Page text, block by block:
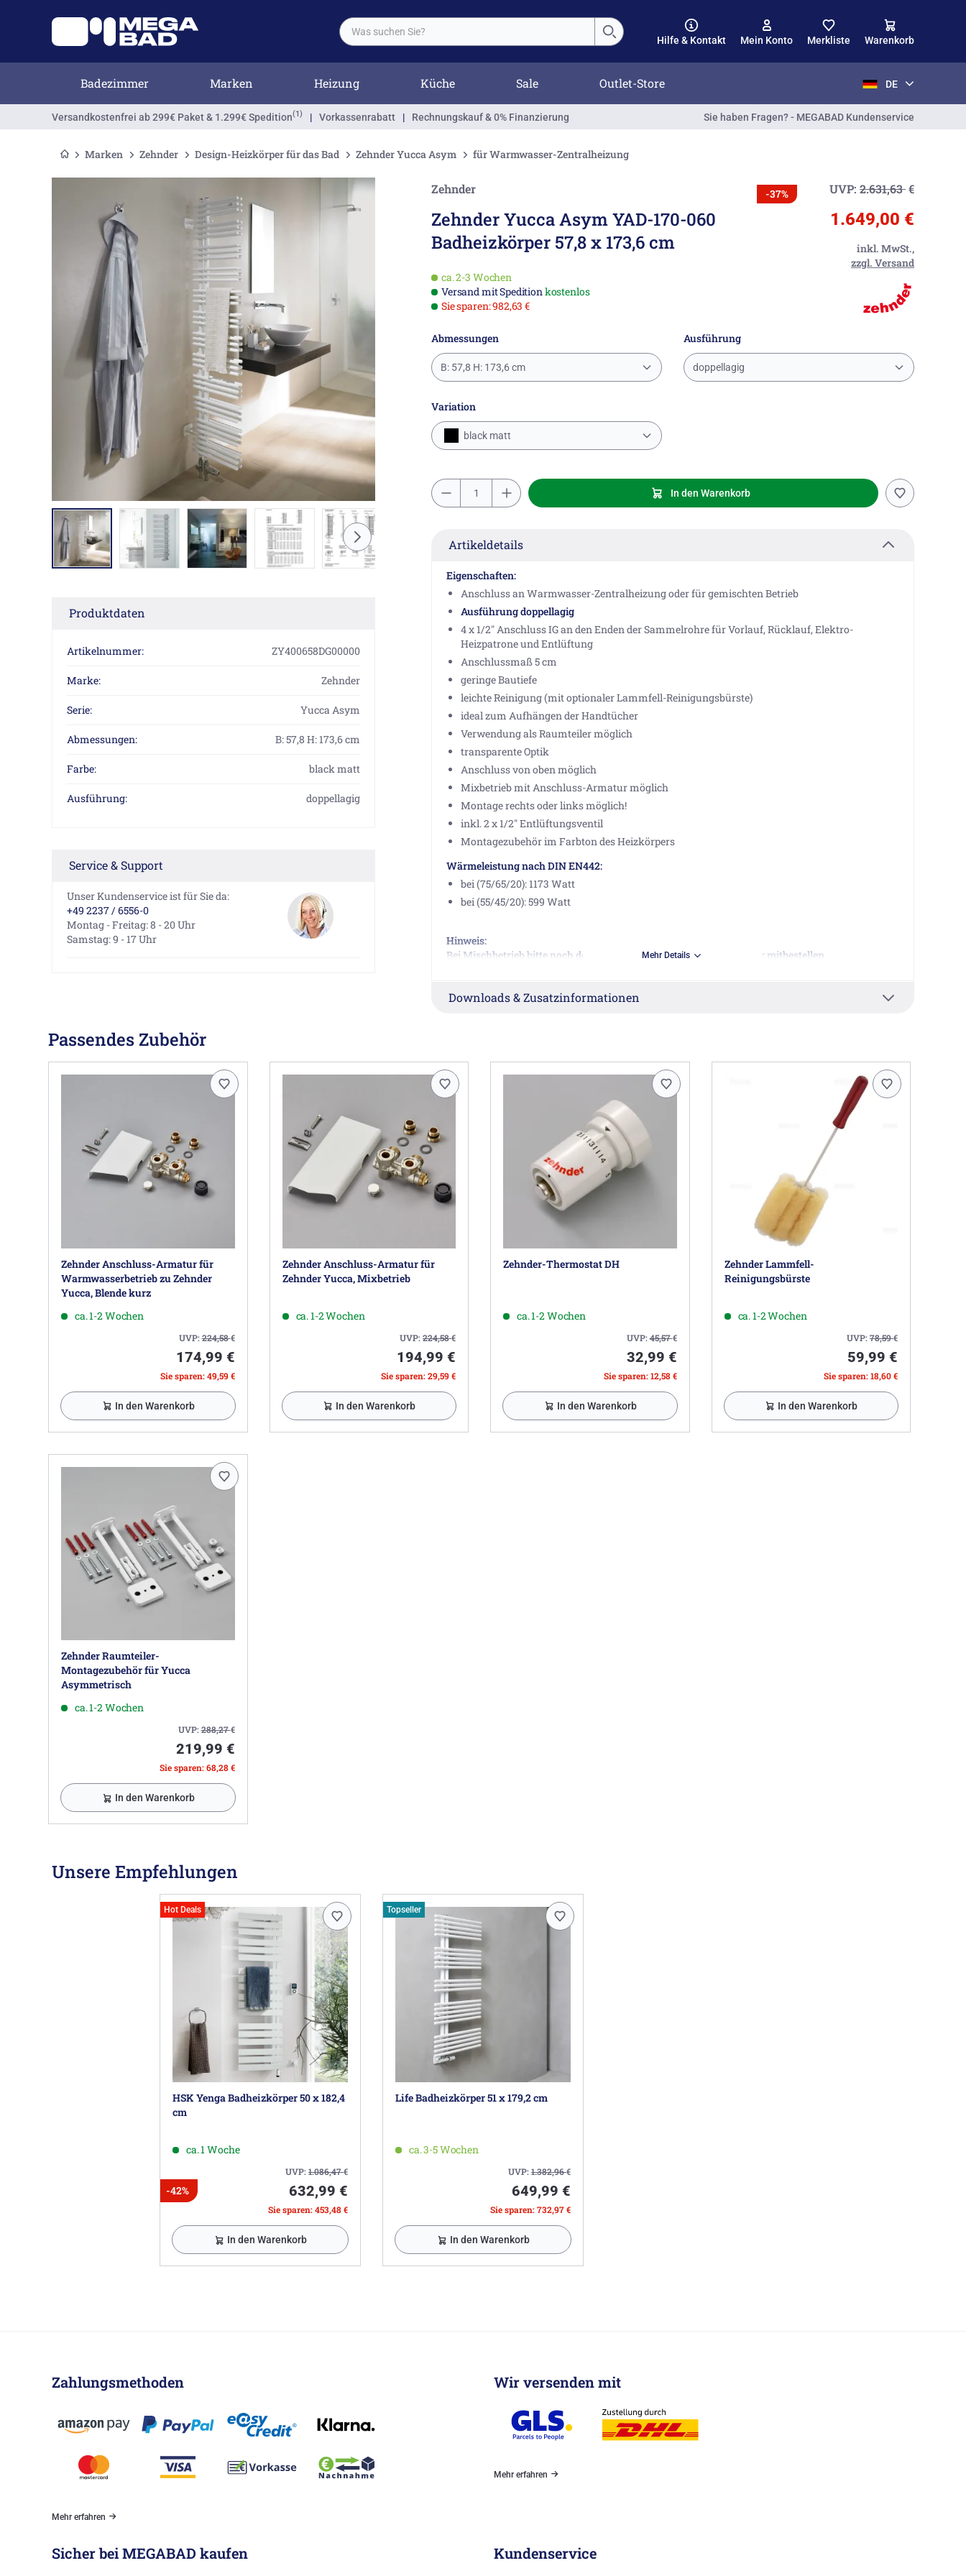
Hilfe & Kontakt Mein Konto Merkliste Warenkorb
Badezimmer Marken Heizung Küche Sale Outlet-Store DE
Versandkostenfrei ab 299€ Paket & 1.299€ Spedition(1) | Vorkassenrabatt | Rechnungskauf & 0% Finanzierung Sie haben Fragen? - MEGABAD Kundenservice
Marken Zehnder Design-Heizkörper für das Bad Zehnder Yucca Asym für Warmwasser-Zentralheizung
Produktdaten
Artikelnummer: ZY400658DG00000
Marke: Zehnder
Serie: Yucca Asym
Abmessungen: B: 57,8 H: 173,6 cm
Farbe: black matt
Ausführung: doppellagig
Service & Support
Unser Kundenservice ist für Sie da:
+49 2237 / 6556-0
Montag - Freitag: 8 - 20 Uhr
Samstag: 9 - 17 Uhr
Zehnder
Zehnder Yucca Asym YAD-170-060
Badheizkörper 57,8 x 173,6 cm
-37% UVP: 2.631,63€
1.649,00 €
inkl. MwSt.,
zzgl. Versand
ca. 2-3 Wochen
Versand mit Speditionkostenlos
Sie sparen: 982,63 €
Abmessungen
B: 57,8 H: 173,6 cm
Ausführung
doppellagig
Variation
black matt
In den Warenkorb
Artikeldetails
Eigenschaften:
Anschluss an Warmwasser-Zentralheizung oder für gemischten Betrieb
Ausführung doppellagig
4 x 1/2" Anschluss IG an den Enden der Sammelrohre für Vorlauf, Rücklauf, Elektro-
Heizpatrone und Entlüftung
Anschlussmaß 5 cm
geringe Bautiefe
leichte Reinigung (mit optionaler Lammfell-Reinigungsbürste)
ideal zum Aufhängen der Handtücher
Verwendung als Raumteiler möglich
transparente Optik
Anschluss von oben möglich
Mixbetrieb mit Anschluss-Armatur möglich
Montage rechts oder links möglich!
inkl. 2 x 1/2" Entlüftungsventil
Montagezubehör im Farbton des Heizkörpers
Wärmeleistung nach DIN EN442:
bei (75/65/20): 1173 Watt
bei (55/45/20): 599 Watt
Hinweis:
Bei Mischbetrieb bitte noch den Heizstab mit 900W aus den Zubehör mitbestellen.
Herstellerinformationen
Zehnder Group Deutschland GmbH, Europastraße 10, 77933 Lahr DE, info@zehnder-systems.de
Mehr Details
Downloads & Zusatzinformationen
Passendes Zubehör
Zehnder Anschluss-Armatur für
Warmwasserbetrieb zu Zehnder
Yucca, Blende kurz
ca. 1-2 Wochen
UVP:224,58€
174,99 €
Sie sparen: 49,59 €
In den Warenkorb
Zehnder Anschluss-Armatur für
Zehnder Yucca, Mixbetrieb
ca. 1-2 Wochen
UVP:224,58€
194,99 €
Sie sparen: 29,59 €
In den Warenkorb
Zehnder-Thermostat DH
ca. 1-2 Wochen
UVP:45,57€
32,99 €
Sie sparen: 12,58 €
In den Warenkorb
Zehnder Lammfell-
Reinigungsbürste
ca. 1-2 Wochen
UVP:78,59€
59,99 €
Sie sparen: 18,60 €
In den Warenkorb
Zehnder Raumteiler-
Montagezubehör für Yucca
Asymmetrisch
ca. 1-2 Wochen
UVP:288,27€
219,99 €
Sie sparen: 68,28 €
In den Warenkorb
Unsere Empfehlungen
Hot Deals
HSK Yenga Badheizkörper 50 x 182,4
cm
ca. 1 Woche
UVP:1.086,47€
-42% 632,99 €
Sie sparen: 453,48 €
In den Warenkorb
Topseller
Life Badheizkörper 51 x 179,2 cm
ca. 3-5 Wochen
UVP:1.382,96€
649,99 €
Sie sparen: 732,97 €
In den Warenkorb
Zahlungsmethoden
Mehr erfahren
Wir versenden mit
Mehr erfahren
Sicher bei MEGABAD kaufen Kundenservice